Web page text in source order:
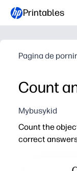
Printables
Pagina de
Count
Mybusykid
Count the
correct